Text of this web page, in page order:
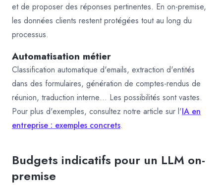
et de proposer des réponses pertinentes. En on-premise,
les données clients restent protégées tout au long du
processus.
Automatisation métier
Classification automatique d'emails, extraction d'entités
dans des formulaires, génération de comptes-rendus de
réunion, traduction interne… Les possibilités sont vastes.
Pour plus d'exemples, consultez notre article sur l'IA en
entreprise : exemples concrets.
Budgets indicatifs pour un LLM on-
premise